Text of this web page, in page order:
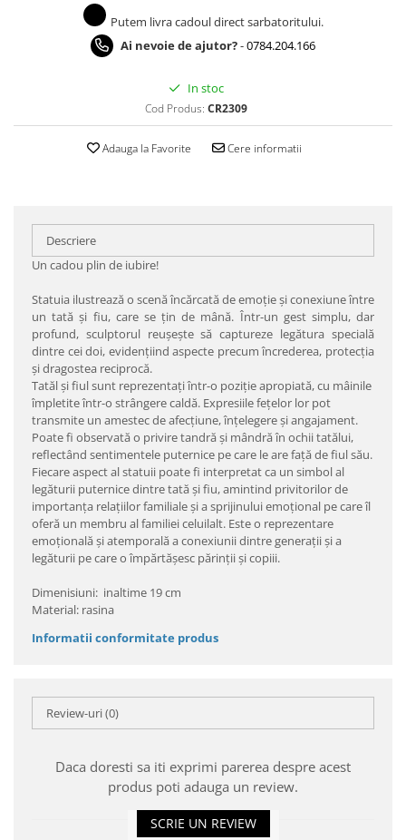
Putem livra cadoul direct sarbatoritului.
Ai nevoie de ajutor?-0784.204.166
In stoc
Cod Produs: CR2309
Adauga la Favorite Cere informatii
Descriere
Un cadou plin de iubire!
Statuia ilustrează o scenă încărcată de emoție și conexiune între
un tată și fiu, care se țin de mână. Într-un gest simplu, dar
profund, sculptorul reușește să captureze legătura specială
dintre cei doi, evidențiind aspecte precum încrederea, protecția
și dragostea reciprocă.
Tatăl și fiul sunt reprezentați într-o poziție apropiată, cu mâinile
împletite într-o strângere caldă. Expresiile fețelor lor pot
transmite un amestec de afecțiune, înțelegere și angajament.
Poate fi observată o privire tandră și mândră în ochii tatălui,
reflectând sentimentele puternice pe care le are față de fiul său.
Fiecare aspect al statuii poate fi interpretat ca un simbol al
legăturii puternice dintre tată și fiu, amintind privitorilor de
importanța relațiilor familiale și a sprijinului emoțional pe care îl
oferă un membru al familiei celuilalt. Este o reprezentare
emoțională și atemporală a conexiunii dintre generații și a
legăturii pe care o împărtășesc părinții și copiii.
Dimenisiuni: inaltime 19 cm
Material: rasina
Informatii conformitate produs
Review-uri(0)
Daca doresti sa iti exprimi parerea despre acest
produs poti adauga un review.
SCRIE UN REVIEW